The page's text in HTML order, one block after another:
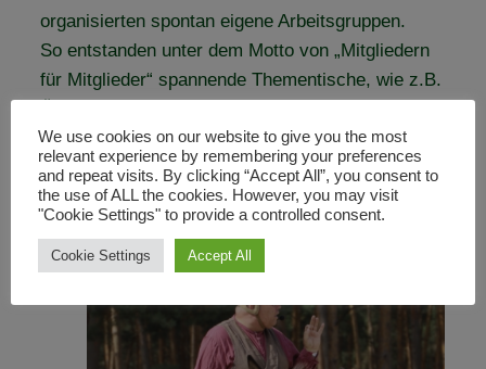
organisierten spontan eigene Arbeitsgruppen.
So entstanden unter dem Motto von „Mitgliedern
für Mitglieder“ spannende Thementische, wie z.B.
Ölen, Wissen rund um Hufschuhe und 1. Hilfe am
Hund.
We use cookies on our website to give you the most
relevant experience by remembering your preferences
and repeat visits. By clicking “Accept All”, you consent to
the use of ALL the cookies. However, you may visit
"Cookie Settings" to provide a controlled consent.
Cookie Settings Accept All